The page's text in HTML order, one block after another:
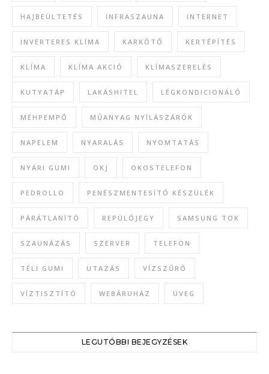
HAJBEÜLTETÉS INFRASZAUNA INTERNET
INVERTERES KLÍMA KARKÖTŐ KERTÉPÍTÉS
KLÍMA KLÍMA AKCIÓ KLÍMASZERELÉS
KUTYATÁP LAKÁSHITEL LÉGKONDICIONÁLÓ
MÉHPEMPŐ MŰANYAG NYÍLÁSZÁRÓK
NAPELEM NYARALÁS NYOMTATÁS
NYÁRI GUMI OKJ OKOSTELEFON
PEDROLLO PENÉSZMENTESÍTŐ KÉSZÜLÉK
PÁRÁTLANÍTÓ REPÜLŐJEGY SAMSUNG TOK
SZAUNÁZÁS SZERVER TELEFON
TÉLI GUMI UTAZÁS VÍZSZŰRŐ
VÍZTISZTÍTÓ WEBÁRUHÁZ ÜVEG
LEGUTÓBBI BEJEGYZÉSEK